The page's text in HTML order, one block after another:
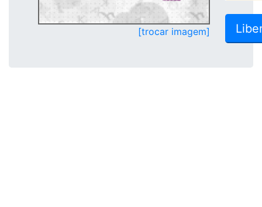
[trocar imagem]